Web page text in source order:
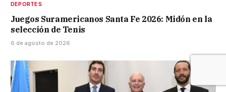
DEPORTES
Juegos Suramericanos Santa Fe 2026: Midón en la
selección de Tenis
6 de agosto de 2026